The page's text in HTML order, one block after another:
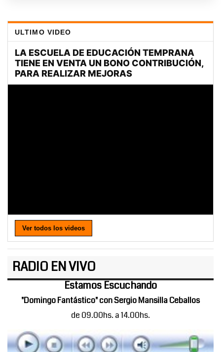
ULTIMO VIDEO
Ver todos los videos
RADIO EN VIVO
Estamos Escuchando
"Domingo Fantástico" con Sergio Mansilla Ceballos
de 09.00hs. a 14.00hs.